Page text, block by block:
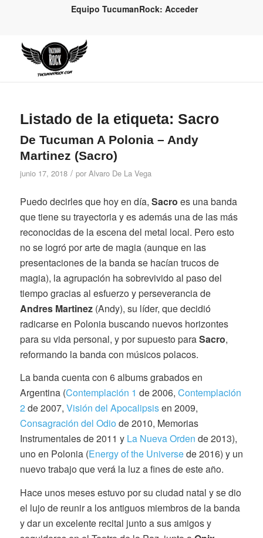
Equipo TucumanRock: Acceder
Listado de la etiqueta: Sacro
De Tucuman A Polonia – Andy
Martinez (Sacro)
junio 17, 2018 / por Alvaro De La Vega
Puedo decirles que hoy en día, Sacro es una banda
que tiene su trayectoria y es además una de las más
reconocidas de la escena del metal local. Pero esto
no se logró por arte de magia (aunque en las
presentaciones de la banda se hacían trucos de
magia), la agrupación ha sobrevivido al paso del
tiempo gracias al esfuerzo y perseverancia de
Andres Martinez(Andy), su líder, que decidió
radicarse en Polonia buscando nuevos horizontes
para su vida personal, y por supuesto paraSacro,
reformando la banda con músicos polacos.
La banda cuenta con 6 albums grabados en
Argentina (Contemplación 1 de 2006, Contemplación
2de 2007, Visión del Apocalipsisen 2009,
Consagración del Odiode 2010, Memorias
Instrumentales de 2011 y La Nueva Orden de 2013),
uno en Polonia (Energy of the Universede 2016) y un
nuevo trabajo que verá la luz a fines de este año.
Hace unos meses estuvo por su ciudad natal y se dio
el lujo de reunir a los antiguos miembros de la banda
y dar un excelente recital junto a sus amigos y